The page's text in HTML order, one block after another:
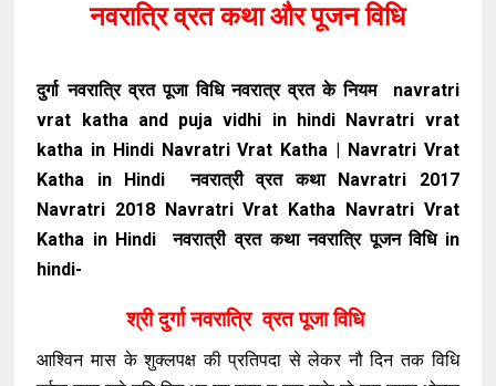
नवरात्रि व्रत कथा और पूजन विधि
दुर्गा नवरात्रि व्रत पूजा विधि नवरात्र व्रत के नियम navratri
vrat katha and puja vidhi in hindi Navratri vrat
katha in Hindi Navratri Vrat Katha | Navratri Vrat
Katha in Hindi नवरात्री व्रत कथा Navratri 2017
Navratri 2018 Navratri Vrat Katha Navratri Vrat
Katha in Hindi नवरात्री व्रत कथा नवरात्रि पूजन विधि in
hindi-
श्री दुर्गा नवरात्रि व्रत पूजा विधि
आश्विन मास के शुक्लपक्ष की प्रतिपदा से लेकर नौ दिन तक विधि